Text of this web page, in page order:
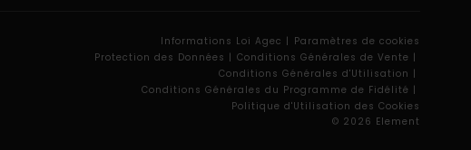
Informations Loi Agec | Paramètres de cookies
Protection des Données | Conditions Générales de Vente |
Conditions Générales d'Utilisation |
Conditions Générales du Programme de Fidélité |
Politique d'Utilisation des Cookies
© 2026 Element